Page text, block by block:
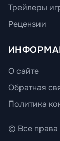
Трейлеры
Рецензии
О сайте
Обратная
Политика
© Все